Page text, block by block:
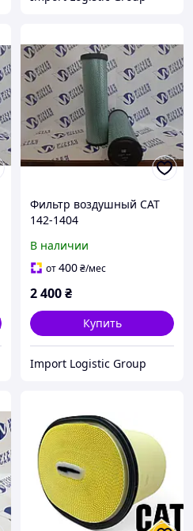
Фильтр воздушный CAT
142-1404
В наличии
от400₴/мес
2 400₴
Купить
Import Logistic Group